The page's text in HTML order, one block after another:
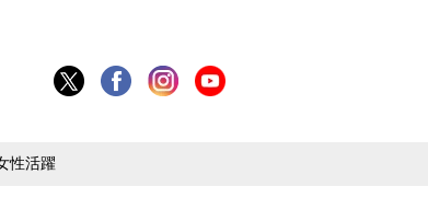
性活躍